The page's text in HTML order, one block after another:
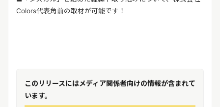
Colors代表角前の取材が可能です！
このリリースにはメディア関係者向けの情報が含まれて
います。